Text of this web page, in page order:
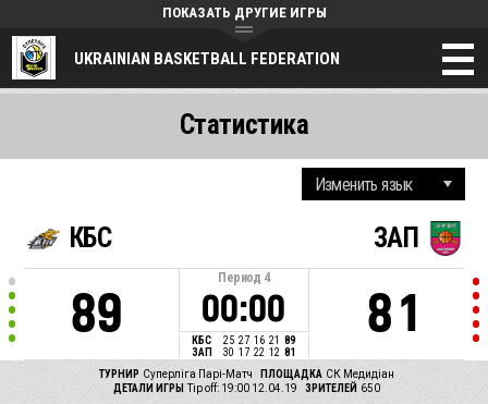
UKRAINIAN BASKETBALL FEDERATION
ПОКАЗАТЬ ДРУГИЕ ИГРЫ
КБС
89
Период 4
00:00
КБС 25 27 16 21 89
ЗАП
30 17 22 12 81
ЗАП
81
ТУРНИР Суперліга Парі-Матч ПЛОЩАДКА СК Медидіан
ДЕТАЛИ ИГРЫ Tip off: 19:00 12.04.19 ЗРИТЕЛЕЙ 650
Статистика